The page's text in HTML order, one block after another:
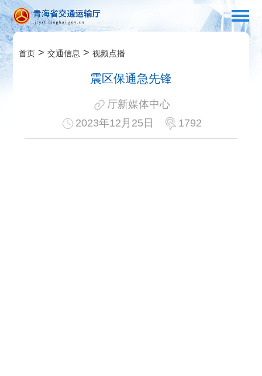
首页 >交通信息 >视频点播
震区保通急先锋
厅新媒体中心
2023年12月25日
1792